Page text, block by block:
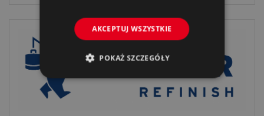
AKCEPTUJ WSZYSTKIE
POKAŻ SZCZEGÓŁY